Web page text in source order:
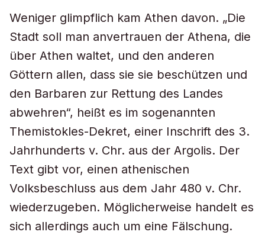
Weniger glimpflich kam Athen davon. „Die
Stadt soll man anvertrauen der Athena, die
über Athen waltet, und den anderen
Göttern allen, dass sie sie beschützen und
den Barbaren zur Rettung des Landes
abwehren“, heißt es im sogenannten
Themistokles-Dekret, einer Inschrift des 3.
Jahrhunderts v. Chr. aus der Argolis. Der
Text gibt vor, einen athenischen
Volksbeschluss aus dem Jahr 480 v. Chr.
wiederzugeben. Möglicherweise handelt es
sich allerdings auch um eine Fälschung.